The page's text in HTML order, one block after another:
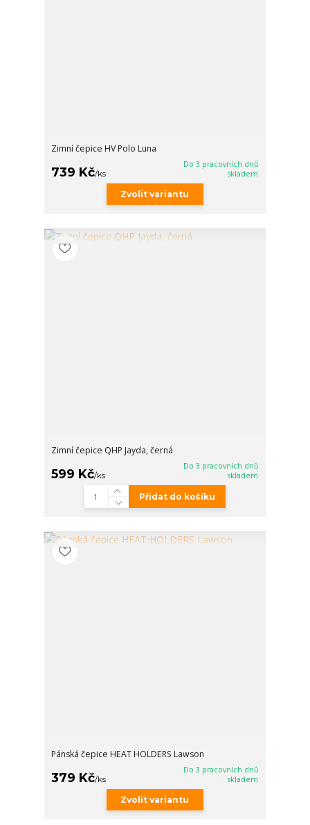
Zimní čepice HV Polo Luna
739 Kč/ks
Do 3 pracovních dnů
skladem
Zvolit variantu
Zimní čepice QHP Jayda, černá
599 Kč/ks
Do 3 pracovních dnů
skladem
Přidat do košíku
Pánská čepice HEAT HOLDERS Lawson
379 Kč/ks
Do 3 pracovních dnů
skladem
Zvolit variantu